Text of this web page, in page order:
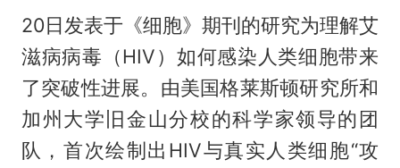
20日发表于《细胞》期刊的研究为理解艾
滋病病毒（HIV）如何感染人类细胞带来
了突破性进展。由美国格莱斯顿研究所和
加州大学旧金山分校的科学家领导的团
队，首次绘制出HIV与真实人类细胞“攻